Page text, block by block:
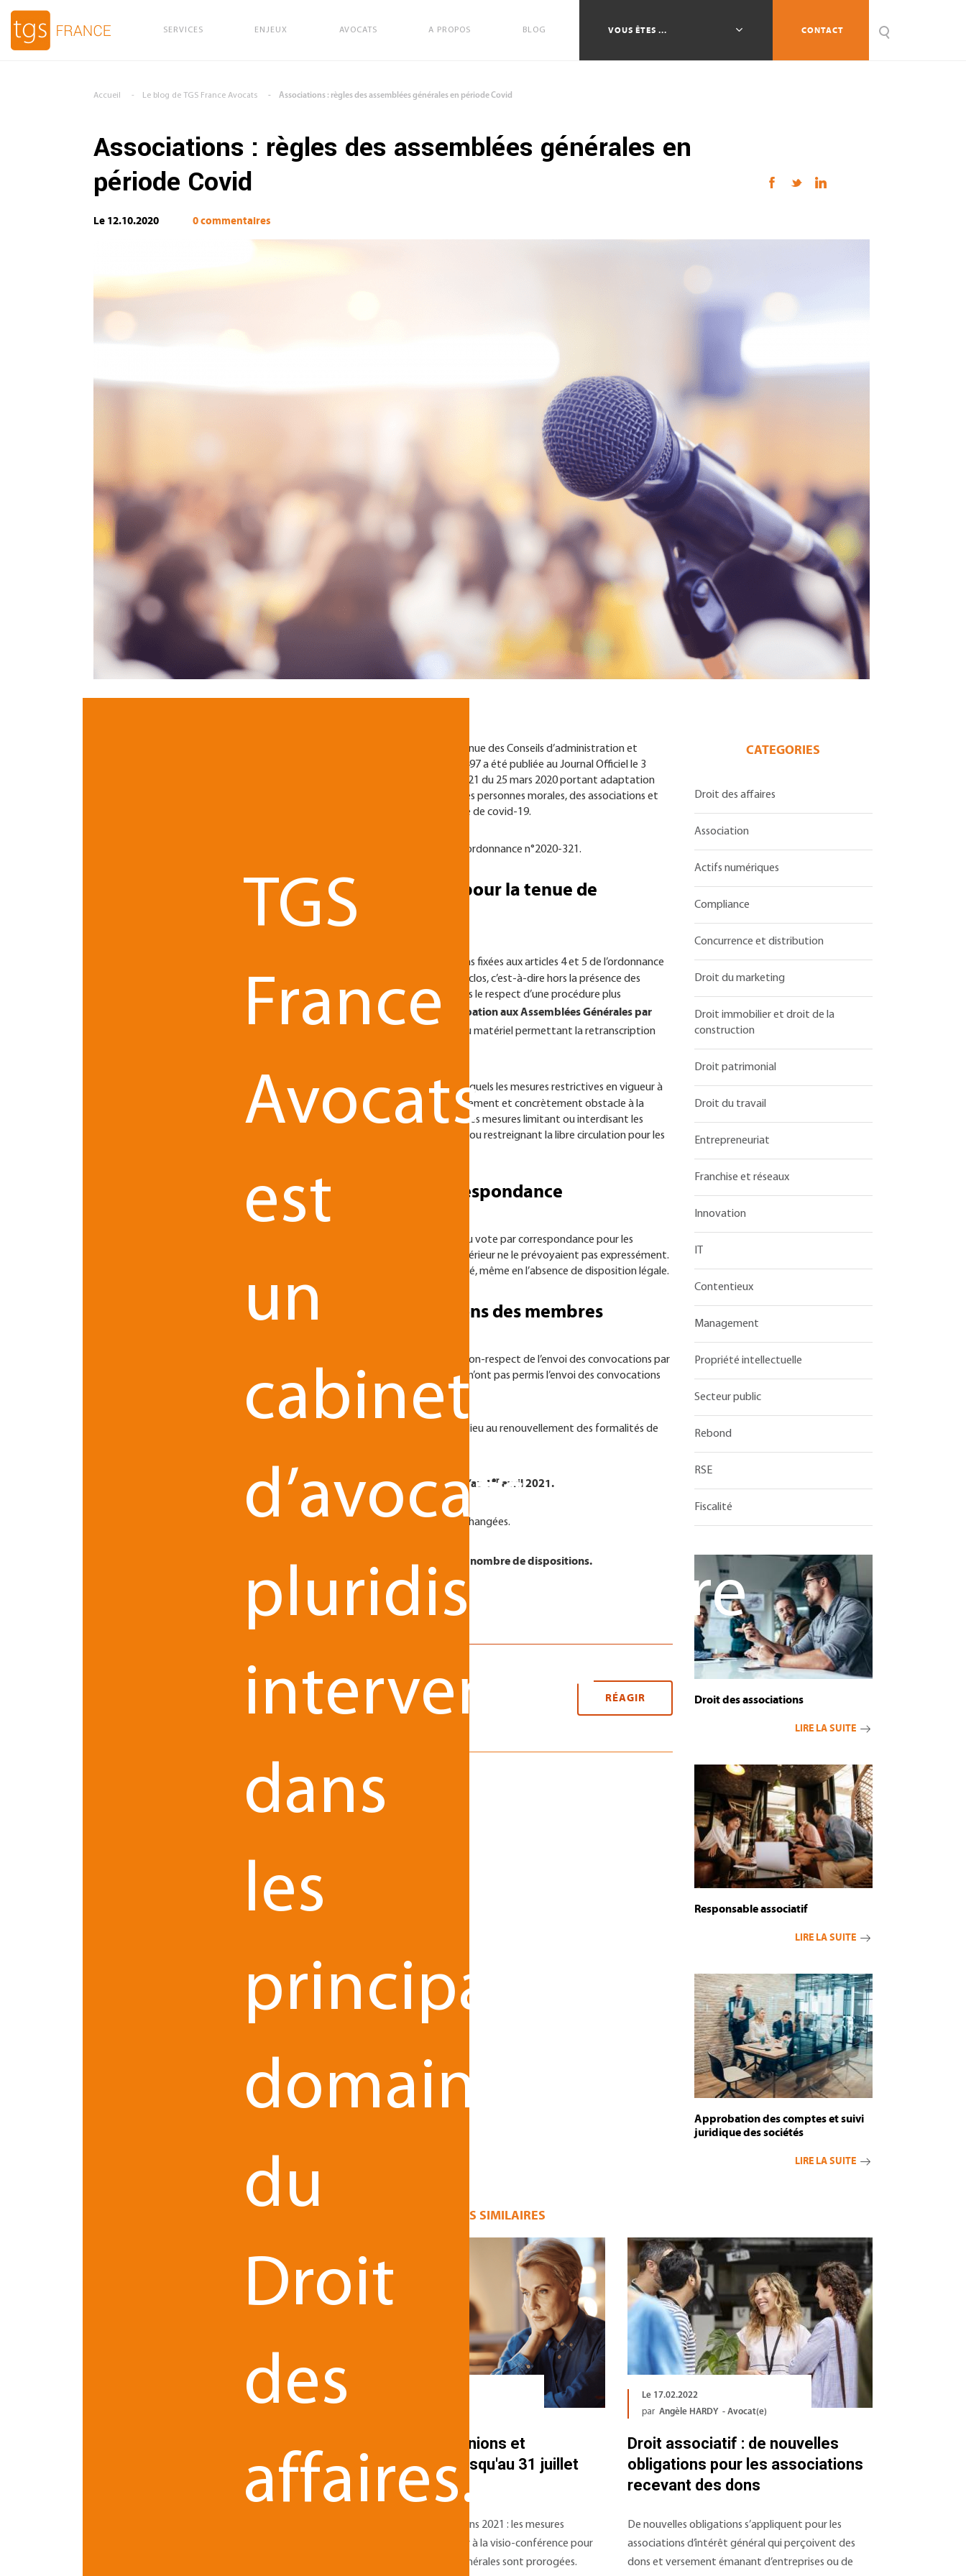
SERVICES ENJEUX AVOCATS A PROPOS BLOG VOUS ÊTES ... CONTACT
Accueil Le blog de TGS France Avocats Associations : règles des assemblées générales en période Covid
Associations : règles des assemblées générales en
période Covid
Le 12.10.2020 0 commentaires
Alors que la crise sanitaire persiste et qu’un flou subsistait sur les modalités de tenue des Conseils d’administration et
Assemblée Générale durant cette période, une nouvelle ordonnance n°20202-1497 a été publiée au Journal Officiel le 3
décembre 2020, portant prorogation et modification de l'ordonnance n°2020-321 du 25 mars 2020 portant adaptation
des règles de réunion et de délibération des assemblées et organes dirigeants des personnes morales, des associations et
entités dépourvues de personnalité morale de droit privé en raison de l'épidémie de covid-19.
Voici en résumé les principales précisions apportées aux dispositions initiales de l’ordonnance n°2020-321.
Recours possible à la visio-audio conférence pour la tenue de
dans les conditions fixées aux articles 4 et 5 de l’ordonnance
n°2020-321. L’organe compétent est autorisé à tenir l’assemblée générale à huis clos, c’est-à-dire hors la présence des
membres de l’association ou de toutes personnes ayant le droit d’y assister. Dans le respect d’une procédure plus
proposer aux membres la participation aux Assemblées Générales par
, sous réserve de disposer du matériel permettant la retranscription
Le recours au huis clos est encadréen limitant cette possibilité aux cas dans lesquels les mesures restrictives en vigueur à
la date de la convocation de l’assemblée ou à la date de sa réunion font effectivement et concrètement obstacle à la
présence physique de ses membres à cette dernière. Les mesures peuvent être des mesures limitant ou interdisant les
rassemblements pour des motifs sanitaires mais également les mesures limitant ou restreignant la libre circulation pour les
Assouplissement du recours au vote par correspondance
Alors que la rédaction initiale de l’ordonnance n°2020-321 interdisait le recours au vote par correspondance pour les
groupements de droit privé dont les dispositions statutaires ou le règlement intérieur ne le prévoyaient pas expressément.
L’ordonnance n°2020-1497 étend la mesure à tous les groupements de droit privé, même en l’absence de disposition légale.
Absence de nullité pour défaut de convocations des membres
Il est précisé qu’aucune nullité de l’assemblée générale n’est encourue en cas de non-respect de l’envoi des convocations par
voie postale lorsque les circonstances extérieures au groupement de droit privé n’ont pas permis l’envoi des convocations
conformément aux dispositions de statuts et/ou du règlement intérieur.
De même, elle précise que la modification du lieu de l'assemblée ne donnent pas lieu au renouvellement des formalités de
L’ensemble des dispositions du décret 2020-321 sont ainsi prorogées jusqu’au 1er avril 2021.
demeurent inchangées.
Un décret devrait être publié très prochainement afin de préciser un certain nombre de dispositions.
Droit des affaires
RÉAGIR
CATEGORIES
Droit des affaires
Association
Actifs numériques
Compliance
Concurrence et distribution
Droit du marketing
Droit immobilier et droit de la
construction
Droit patrimonial
Droit du travail
Entrepreneuriat
Franchise et réseaux
Innovation
Contentieux
Management
Propriété intellectuelle
Secteur public
Rebond
RSE
Fiscalité
Droit des associations
LIRE LA SUITE
Responsable associatif
LIRE LA SUITE
Approbation des comptes et suivi
juridique des sociétés
LIRE LA SUITE
ARTICLES SIMILAIRES
assouplissements sont prorogés
Règles des réunions et
délibérations jusqu'au 31 juillet
2021
Réunions et délibérations 2021 : les mesures
permettant de recourir à la visio-conférence pour
tenir les assemblées générales sont prorogées.
Le 17.02.2022
par Angèle HARDY - Avocat(e)
Droit associatif : de nouvelles
obligations pour les associations
recevant des dons
De nouvelles obligations s’appliquent pour les
associations d’intérêt général qui perçoivent des
dons et versement émanant d’entreprises ou de
TGS
France
Avocats
est
un
cabinet
d’avocats
pluridisciplinaire
intervenant
dans
les
principaux
domaines
du
Droit
des
affaires.